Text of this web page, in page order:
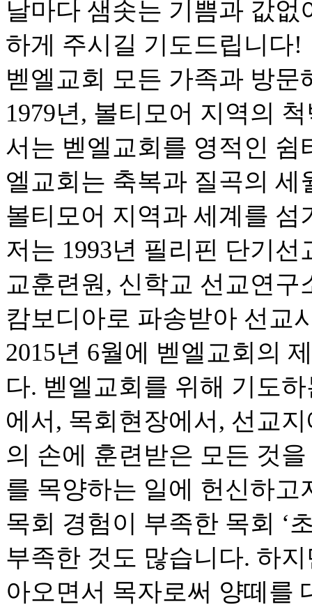
날마다 샘솟는 기쁨과 값
하게 주시길 기도드립니다!
벧엘교회 모든 가족과 방
1979년, 볼티모어 지역의
서는 벧엘교회를 영적인 쉼
엘교회는 축복과 질곡의
볼티모어 지역과 세계를
저는 1993년 필리핀 단기
교훈련원, 신학교 선교연구
캄보디아로 파송받아 선교
2015년 6월에 벧엘교회의
다. 벧엘교회를 위해 기도
에서, 목회현장에서, 선교
의 손에 훈련받은 모든 것
를 목양하는 일에 헌신하
목회 경험이 부족한 목회 ‘
부족한 것도 많습니다. 하
아오면서 목자로써 양떼를